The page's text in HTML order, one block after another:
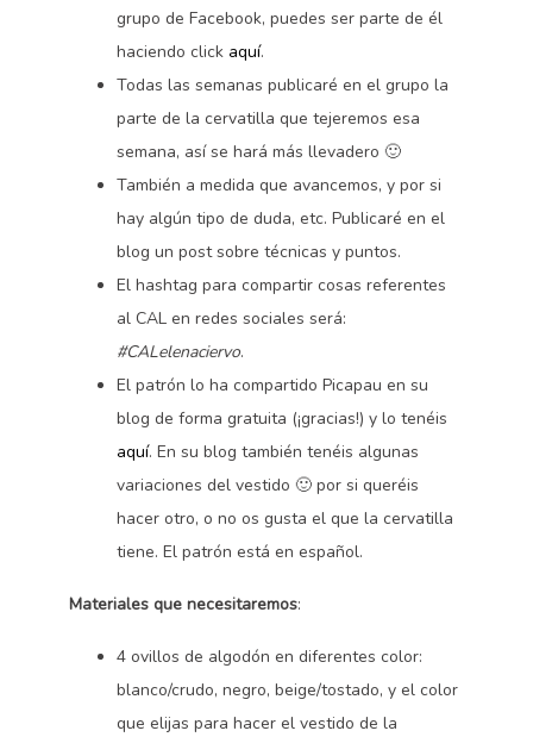
grupo de Facebook, puedes ser parte de él
haciendo click aquí.
Todas las semanas publicaré en el grupo la
parte de la cervatilla que tejeremos esa
semana, así se hará más llevadero 🙂
También a medida que avancemos, y por si
hay algún tipo de duda, etc. Publicaré en el
blog un post sobre técnicas y puntos.
El hashtag para compartir cosas referentes
al CAL en redes sociales será:
#CALelenaciervo.
El patrón lo ha compartido Picapau en su
blog de forma gratuita (¡gracias!) y lo tenéis
aquí. En su blog también tenéis algunas
variaciones del vestido 🙂 por si queréis
hacer otro, o no os gusta el que la cervatilla
tiene. El patrón está en español.
Materiales que necesitaremos:
4 ovillos de algodón en diferentes color:
blanco/crudo, negro, beige/tostado, y el color
que elijas para hacer el vestido de la